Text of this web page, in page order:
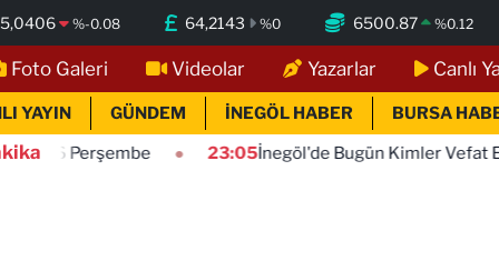
%-0.08 64,2143 %0 6500.87 %0.12
Foto Galeri Videolar Yazarlar Canlı
YAYIN GÜNDEM İNEGÖL HABER BURSA
23:05İnegöl'de Bugün Kimler Vefat Etti? | 06